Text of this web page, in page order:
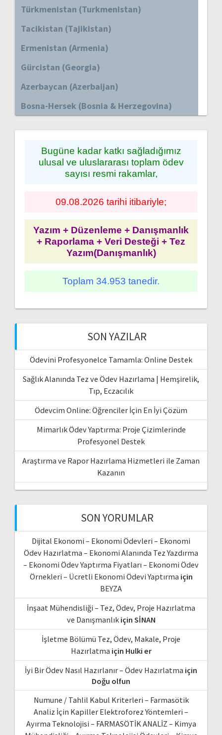
Türkmenistan (Turkmenistan)
Tacikistan (Tajikistan)
Ermenistan (Armenia)
Gürcistan (Georgia)
Azerbaycan (Azerbaijan)
Bosna-Hersek (Bosnia & Herzegovina)
Bugüne kadar katkı sağladığımız
ulusal ve uluslararası toplam ödev
sayısı resmi rakamlar,
09.08.2026 tarihi itibariyle;
Yazım + Düzenleme + Danışmanlık
+ Raporlama + Veri Desteği + Tez
Yazım(Danışmanlık)
Toplam 34.953 tanedir.
SON YAZILAR
Ödevini Profesyonelce Tamamla: Online Destek
Sağlık Alanında Tez ve Ödev Hazırlama | Hemşirelik,
Tıp, Eczacılık
Ödevcim Online: Öğrenciler İçin En İyi Çözüm
Mimarlık Ödev Yaptırma: Proje Çizimlerinde
Profesyonel Destek
Araştırma ve Rapor Hazırlama Hizmetleri ile Zaman
Kazanın
SON YORUMLAR
Dijital Ekonomi – Ekonomi Ödevleri – Ekonomi
Ödev Hazırlatma – Ekonomi Alanında Tez Yazdırma
– Ekonomi Ödev Yaptırma Fiyatları – Ekonomi Ödev
Örnekleri – Ücretli Ekonomi Ödevi Yaptırma için
BEYZA
İnşaat Mühendisliği – Tez, Ödev, Proje Hazırlatma
ve Danışmanlıkiçin SİNAN
İşletme Bölümü Tez, Ödev, Makale, Proje
Hazırlatma için Hulki er
İyi Bir Ödev Nasıl Hazırlanır – Ödev Hazırlatma için
Doğu olfun
Numune / Tahlil Kabul Kriterleri – Farmasötik
Analiz İçin Kapiller Elektroforez Yöntemleri –
Ayırma Teknolojisi – FARMASÖTİK ANALİZ – Kimya